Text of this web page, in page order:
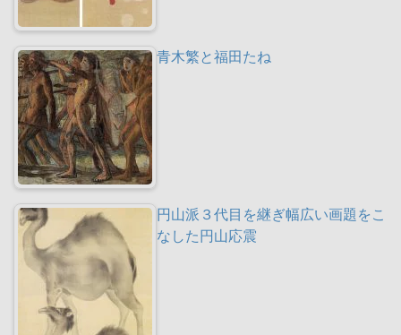
青木繁と福田たね
円山派３代目を継ぎ幅広い画題をこ
なした円山応震